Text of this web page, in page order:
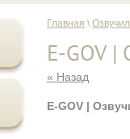
Главная \
E-GOV
« Назад
E-GOV |